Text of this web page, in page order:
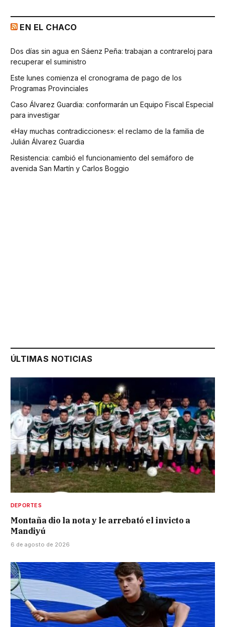
EN EL CHACO
Dos días sin agua en Sáenz Peña: trabajan a contrareloj para
recuperar el suministro
Este lunes comienza el cronograma de pago de los
Programas Provinciales
Caso Álvarez Guardia: conformarán un Equipo Fiscal Especial
para investigar
«Hay muchas contradicciones»: el reclamo de la familia de
Julián Álvarez Guardia
Resistencia: cambió el funcionamiento del semáforo de
avenida San Martín y Carlos Boggio
ÚLTIMAS NOTICIAS
DEPORTES
Montaña dio la nota y le arrebató el invicto a
Mandiyú
6 de agosto de 2026